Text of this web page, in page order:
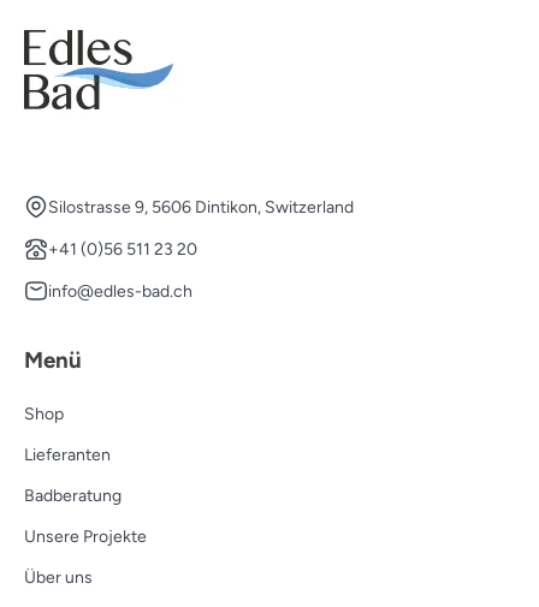
Silostrasse 9, 5606 Dintikon, Switzerland
+41 (0)56 511 23 20
info@edles-bad.ch
Menü
Shop
Lieferanten
Badberatung
Unsere Projekte
Über uns